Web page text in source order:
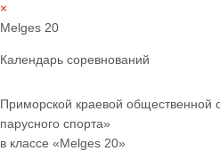
×
Melges 20
Календарь соревнований
Приморской краевой общественной
парусного спорта»
в классе «Melges 20»